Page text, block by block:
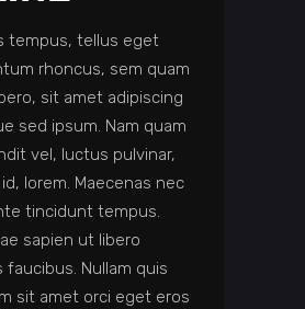
tempus, tellus eget
rhoncus, sem quam
sit amet adipiscing
sed ipsum. Nam quam
vel, luctus pulvinar,
lorem. Maecenas nec
tincidunt tempus.
sapien ut libero
faucibus. Nullam quis
sit amet orci eget eros